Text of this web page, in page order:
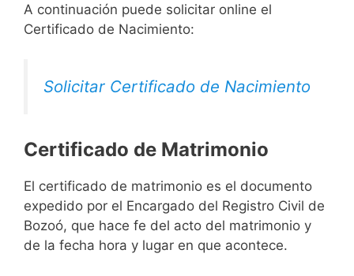
A continuación puede solicitar online el
Certificado de Nacimiento:
Solicitar Certificado de Nacimiento
Certificado de Matrimonio
El certificado de matrimonio es el documento
expedido por el Encargado del Registro Civil de
Bozoó, que hace fe del acto del matrimonio y
de la fecha hora y lugar en que acontece.